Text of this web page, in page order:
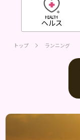
ヘルス
トップ ランニング